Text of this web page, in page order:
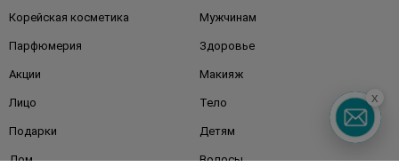
Корейская косметика Мужчинам
Парфюмерия Здоровье
Акции Макияж
Лицо Тело
Подарки Детям
Дом Волосы
x